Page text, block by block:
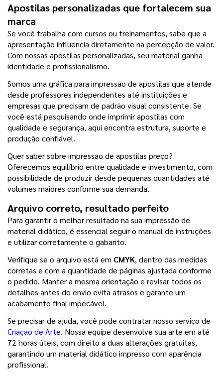
Apostilas personalizadas que fortalecem sua
marca
Se você trabalha com cursos ou treinamentos, sabe que a
apresentação influencia diretamente na percepção de valor.
Com nossas apostilas personalizadas, seu material ganha
identidade e profissionalismo.
Somos uma gráfica para impressão de apostilas que atende
desde professores independentes até instituições e
empresas que precisam de padrão visual consistente. Se
você está pesquisando onde imprimir apostilas com
qualidade e segurança, aqui encontra estrutura, suporte e
produção confiável.
Quer saber sobre impressão de apostilas preço?
Oferecemos equilíbrio entre qualidade e investimento, com
possibilidade de produzir desde pequenas quantidades até
volumes maiores conforme sua demanda.
Arquivo correto, resultado perfeito
Para garantir o melhor resultado na sua impressão de
material didático, é essencial seguir o manual de instruções
e utilizar corretamente o gabarito.
Verifique se o arquivo está em CMYK, dentro das medidas
corretas e com a quantidade de páginas ajustada conforme
o pedido. Manter a mesma orientação e revisar todos os
detalhes antes do envio evita atrasos e garante um
acabamento final impecável.
Criação de Arte. Nossa equipe desenvolve sua arte em até
72 horas úteis, com direito a duas alterações gratuitas,
garantindo um material didático impresso com aparência
profissional.